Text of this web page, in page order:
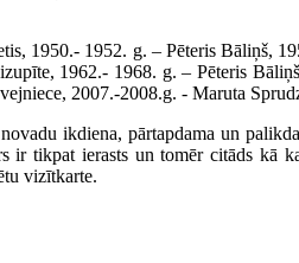
1950.- 1952. g. – Pēteris Bāliņš,
1962.- 1968. g. – Pēteris
2007.-2008.g. - Maruta
ikdiena, pārtapdama un
ir tikpat ierasts un tomēr citāds
vizītkarte.